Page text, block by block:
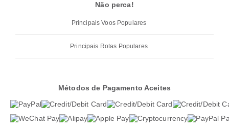
Não perca!
Principais Voos Populares
Principais Rotas Populares
Métodos de Pagamento Aceites